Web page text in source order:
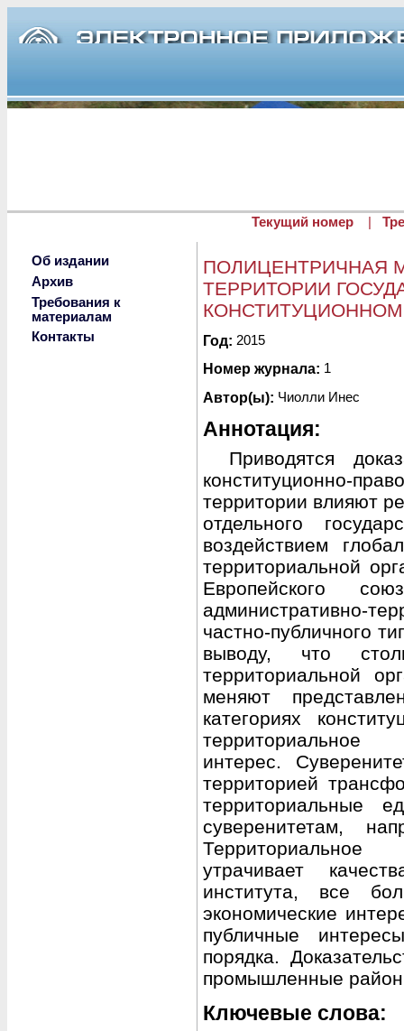
Текущий номер
Об издании
Архив
Требования к
материалам
Контакты
ПОЛИЦЕНТРИЧНАЯ
ТЕРРИТОРИИ
Опубликовано ср, 08/22/2018 -
Год: 2015
Номер журнала: 1
Автор(ы): Чиолли Инес
Аннотация:
Приводятся
конституционно-
территории влияют
отдельного
воздействием
территориальной
Европейского
административно-
частно-публичного
выводу, что
территориальной
меняют
категориях
территориальное
интерес.
территорией
территориальные
суверенитетам,
Территориальное
утрачивает
института, все
экономические
публичные
порядка.
промышленные
Ключевые слова: